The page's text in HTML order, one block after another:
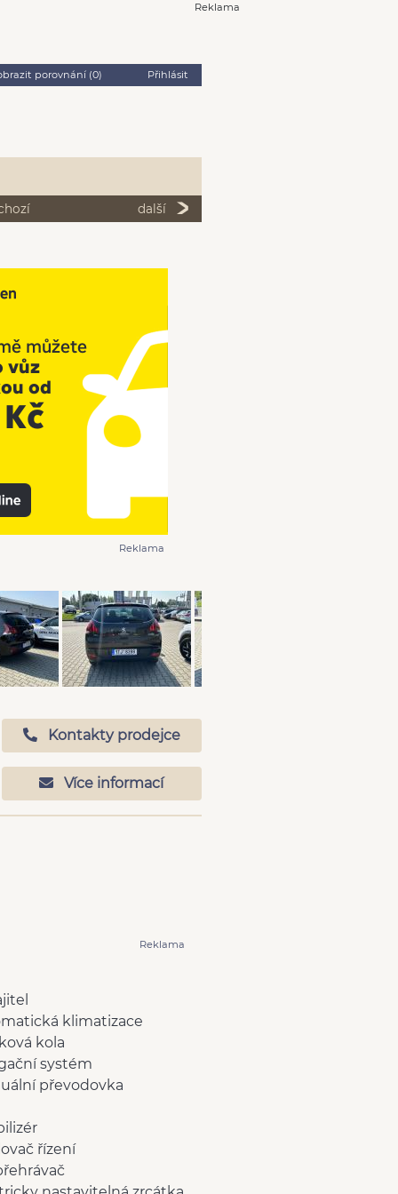
Reklama
porovnání (0) Přihlásit
další
Reklama
Kontakty prodejce
Více informací
Reklama
klimatizace
kola
systém
převodovka
řízení